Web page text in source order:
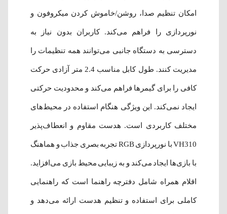
امکان تنظیم صدا، روشن/خاموش کردن میکروفون و
نورپردازی را فراهم می‌کند. کاربران بدون نیاز به
دسترسی به دستگاه جانبی می‌توانند همه تنظیمات را
مدیریت کنند. طول کابل مناسب 2.4 متر آزادی حرکت
کافی را برای گیمرها فراهم می‌کند و محدودیت حرکتی
ایجاد نمی‌کند. این ویژگی هنگام استفاده در محیط‌های
مختلف کاربردی است. هدست مقاوم و انعطاف‌پذیر
VH310 با نورپردازی RGB تجربه بصری جذاب و هماهنگ
با بازی‌ها ایجاد می‌کند و به زیبایی محیط بازی می‌افزاید.
اقلام همراه شامل دفترچه راهنما است که راهنمایی
کاملی برای استفاده و تنظیم هدست ارائه می‌دهد و